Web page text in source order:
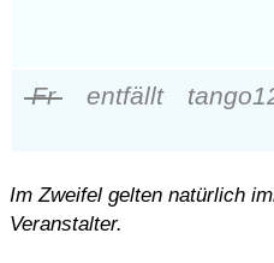
Fr entfällt tango
Im Zweifel gelten natürlich
Veranstalter.